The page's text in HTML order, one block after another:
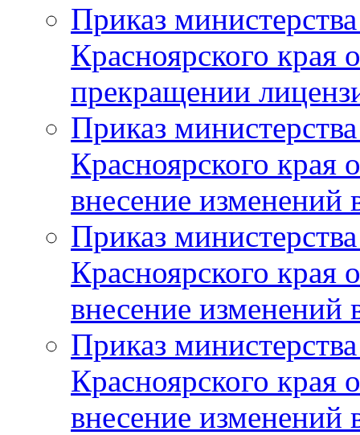
Приказ
Красноярского
прекращении
Приказ
Красноярского
внесение изменений
Приказ
Красноярского
внесение изменений
Приказ
Красноярского
внесение изменений